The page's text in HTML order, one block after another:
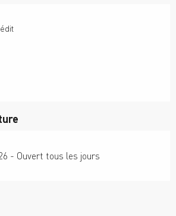
- Ouvert tous les jours